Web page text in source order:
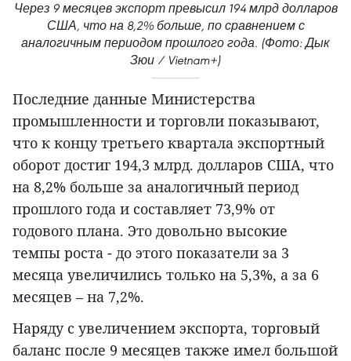
Через 9 месяцев экспорт превысил 194 млрд долларов
США, что на 8,2% больше, по сравнением с
аналогичным периодом прошлого года. (Фото: Дык
Зюи / Vietnam+)
Последние данные Министерства
промышленности и торговли показывают,
что к концу третьего квартала экспортный
оборот достиг 194,3 млрд. долларов США, что
на 8,2% больше за аналогичный период
прошлого года и составляет 73,9% от
годового плана. Это довольно высокие
темпы роста - до этого показатели за 3
месяца увеличились только на 5,3%, а за 6
месяцев – на 7,2%.
Наряду с увеличением экспорта, торговый
баланс после 9 месяцев также имел большой